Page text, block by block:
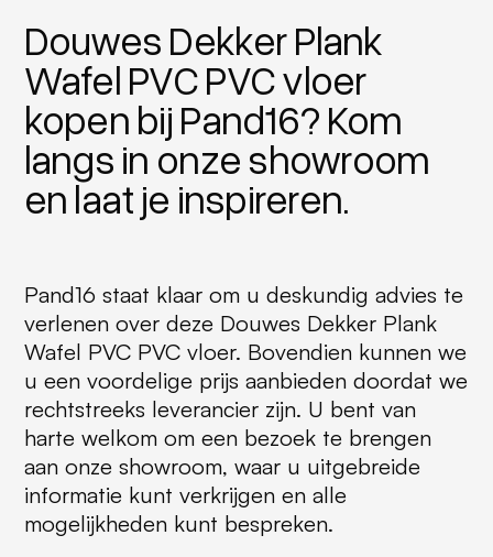
Douwes Dekker Plank
Wafel PVC PVC vloer
kopen bij Pand16? Kom
langs in onze showroom
en laat je inspireren.
Pand16 staat klaar om u deskundig advies te
verlenen over deze Douwes Dekker Plank
Wafel PVC PVC vloer. Bovendien kunnen we
u een voordelige prijs aanbieden doordat we
rechtstreeks leverancier zijn. U bent van
harte welkom om een bezoek te brengen
aan onze showroom, waar u uitgebreide
informatie kunt verkrijgen en alle
mogelijkheden kunt bespreken.